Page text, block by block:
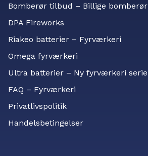
Bomberør tilbud – Billige bomberør
DPA Fireworks
Riakeo batterier – Fyrværkeri
Omega fyrværkeri
Ultra batterier – Ny fyrværkeri serie
FAQ – Fyrværkeri
Privatlivspolitik
Handelsbetingelser